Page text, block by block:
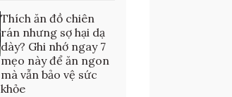
Thích ăn đồ chiên
rán nhưng sợ hại dạ
dày? Ghi nhớ ngay 7
mẹo này để ăn ngon
mà vẫn bảo vệ sức
khỏe